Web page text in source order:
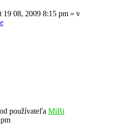
19 08, 2009 8:15 pm » v
od používateľa MiBi